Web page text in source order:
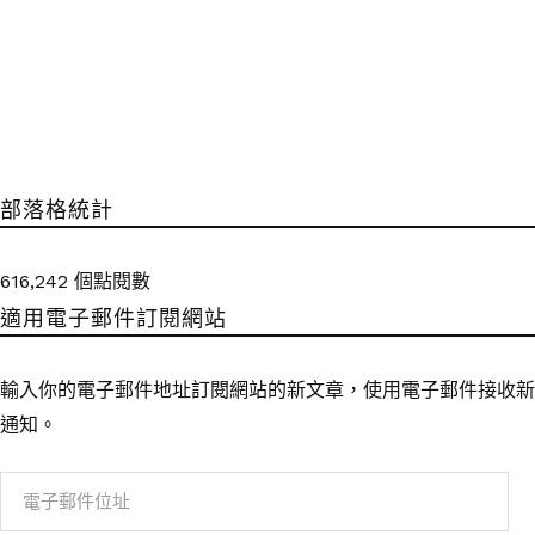
部落格統計
616,242 個點閱數
適用電子郵件訂閱網站
輸入你的電子郵件地址訂閱網站的新文章，使用電子郵件接收新
通知。